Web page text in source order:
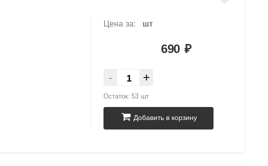
Цена за: шт
690 ₽
- +
Остаток: 53 шт
Добавить в корзину